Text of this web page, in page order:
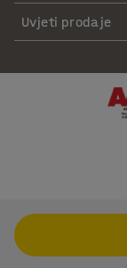
Uvjeti prodaje